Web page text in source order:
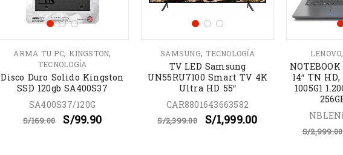
ARMA TU PC, KINGSTON,
TECNOLOGÍA
Disco Duro Solido Kingston
SSD 120gb SA400S37
SA400S37/120G
S/169.00 S/99.90
SAMSUNG, TECNOLOGÍA
TV LED Samsung
UN55RU7100 Smart TV 4K
Ultra HD 55″
CAR8801643663582
S/2,399.00 S/1,999.00
LENOVO,
14″ TN
1005G1
S/2,999.00